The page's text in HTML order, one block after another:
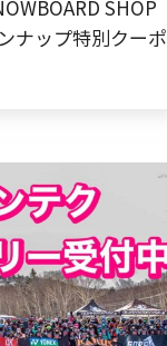
SHOP
ナップ特別クーポ